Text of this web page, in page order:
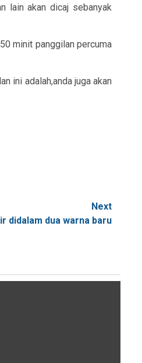
lain akan dicaj sebanyak
minit panggilan percuma
ini adalah,anda juga akan
Next
didalam dua warna baru